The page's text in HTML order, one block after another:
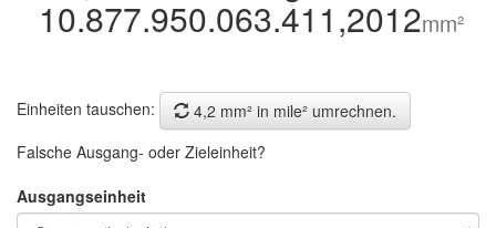
10.877.950.063.411,2012mm²
Einheiten tauschen:
4,2 mm² in mile² umrechnen.
Falsche Ausgang- oder Zieleinheit?
Ausgangseinheit